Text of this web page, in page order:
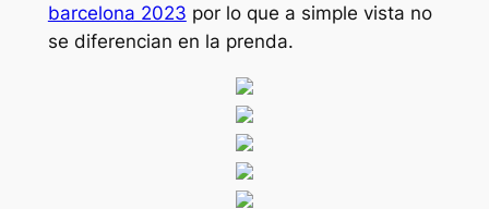
barcelona 2023 por lo que a simple vista no
se diferencian en la prenda.